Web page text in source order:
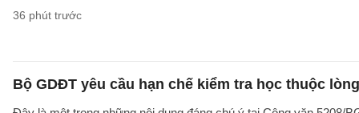
36 phút trước
Bộ GDĐT yêu cầu hạn chế kiểm tra học thuộc